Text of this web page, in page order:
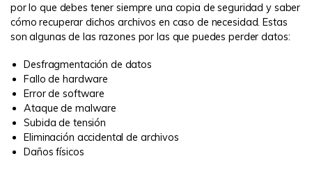
por lo que debes tener siempre una copia de seguridad y saber
cómo recuperar dichos archivos en caso de necesidad. Estas
son algunas de las razones por las que puedes perder datos:
Desfragmentación de datos
Fallo de hardware
Error de software
Ataque de malware
Subida de tensión
Eliminación accidental de archivos
Daños físicos